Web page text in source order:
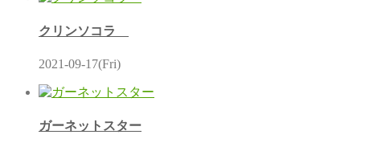
クリンソコラ
2021-09-17(Fri)
ガーネットスター